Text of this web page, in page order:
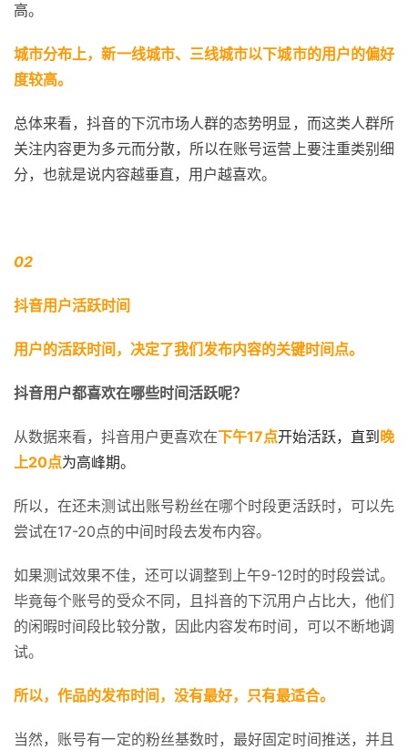
高。
城市分布上，新一线城市、三线城市以下城市的用户的偏好
度较高。
总体来看，抖音的下沉市场人群的态势明显，而这类人群所
关注内容更为多元而分散，所以在账号运营上要注重类别细
分，也就是说内容越垂直，用户越喜欢。
02
抖音用户活跃时间
用户的活跃时间，决定了我们发布内容的关键时间点。
抖音用户都喜欢在哪些时间活跃呢？
从数据来看，抖音用户更喜欢在下午17点开始活跃，直到 晚
上20点为高峰期。
所以，在还未测试出账号粉丝在哪个时段更活跃时，可以先
尝试在17-20点的中间时段去发布内容。
如果测试效果不佳，还可以调整到上午9-12时的时段尝试。
毕竟每个账号的受众不同，且抖音的下沉用户占比大，他们
的闲暇时间段比较分散，因此内容发布时间，可以不断地调
试。
所以，作品的发布时间，没有最好，只有最适合。
当然，账号有一定的粉丝基数时，最好固定时间推送，并且